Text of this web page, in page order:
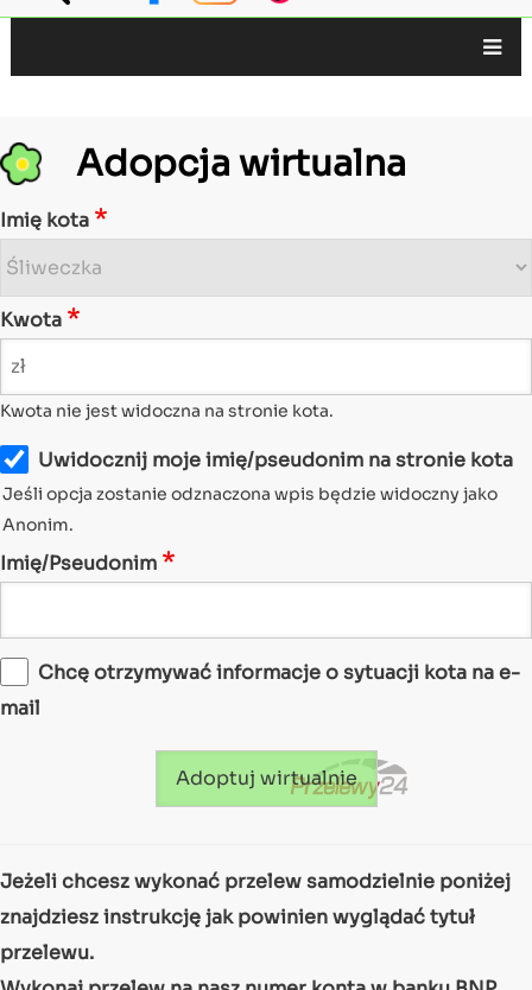
nawigacja
Adopcja wirtualna
Imię kota
Kwota
Kwota nie jest widoczna na stronie kota.
Uwidocznij moje imię/pseudonim na stronie kota
Jeśli opcja zostanie odznaczona wpis będzie widoczny jako
Anonim.
Imię/Pseudonim
Chcę otrzymywać informacje o sytuacji kota na e-
mail
Jeżeli chcesz wykonać przelew samodzielnie poniżej
znajdziesz instrukcję jak powinien wyglądać tytuł
przelewu.